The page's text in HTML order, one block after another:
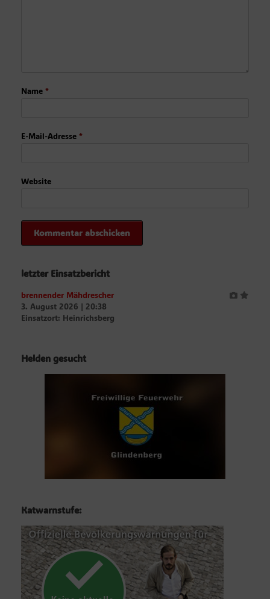
Name *
E-Mail-Adresse *
Website
letzter Einsatzbericht
brennender Mähdrescher
3. August 2026 | 20:38
Einsatzort: Heinrichsberg
Helden gesucht
Katwarnstufe: